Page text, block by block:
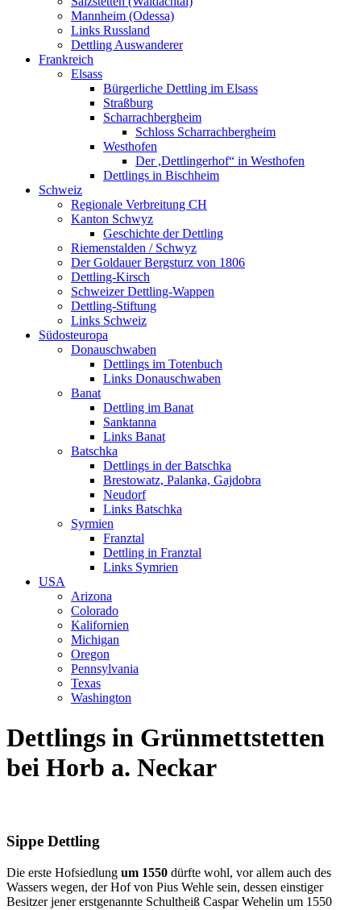
Mannheim (Odessa)
Links Russland
Dettling Auswanderer
Frankreich
Elsass
Bürgerliche Dettling im Elsass
Straßburg
Scharrachbergheim
Schloss Scharrachbergheim
Westhofen
Der ,Dettlingerhof“ in Westhofen
Dettlings in Bischheim
Schweiz
Regionale Verbreitung CH
Kanton Schwyz
Geschichte der Dettling
Riemenstalden / Schwyz
Der Goldauer Bergsturz von 1806
Dettling-Kirsch
Schweizer Dettling-Wappen
Dettling-Stiftung
Links Schweiz
Südosteuropa
Donauschwaben
Dettlings im Totenbuch
Links Donauschwaben
Banat
Dettling im Banat
Sanktanna
Links Banat
Batschka
Dettlings in der Batschka
Brestowatz, Palanka, Gajdobra
Neudorf
Links Batschka
Syrmien
Franztal
Dettling in Franztal
Links Symrien
USA
Arizona
Colorado
Kalifornien
Michigan
Oregon
Pennsylvania
Texas
Washington
Dettlings in Grünmettstetten
bei Horb a. Neckar
Sippe Dettling
Die erste Hofsiedlung um 1550 dürfte wohl, vor allem auch des
Wassers wegen, der Hof von Pius Wehle sein, dessen einstiger
Besitzer jener erstgenannte Schultheiß Caspar Wehelin um 1550